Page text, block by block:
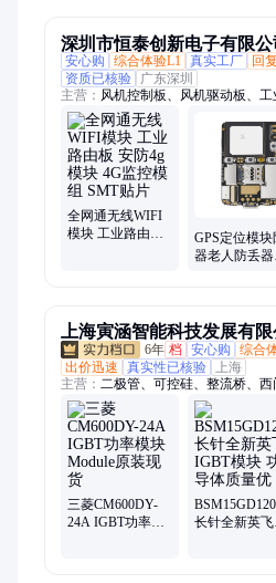
深圳市恒泰创新电子有限公
安心购
综合体验L1 真实工厂 回
资质已核验
广东深圳
主营： 风机控制板、风机驱动板、
WIFI模块、工业风机控制板、散热
SMT贴片加工、工业机柜散热风扇
板、管道风机方案、高压吊扇方案
案、PCB、无刷电机驱动方案、无
板、工业风机驱动板FOC、代工代料
全网通无线WIFI
模块 工业路由板
GPS定位模块
器老人防丢器
上海寅涵智能科技发展有限
6年 档 安心购 综合
出价迅速
真实性已核验
上海
主营： 二极管、可控硅、整流桥、西
IXYS、富士、英飞凌、IR、巴斯曼
三菱CM600DY-
24A IGBT功率模
长针全新英飞